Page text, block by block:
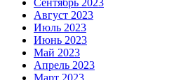
Сентябрь 2023
Август 2023
Июль 2023
Июнь 2023
Май 2023
Апрель 2023